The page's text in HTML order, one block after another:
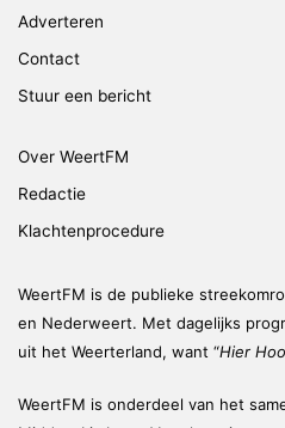
Adverteren
Contact
Stuur een bericht
Over WeertFM
Redactie
Klachtenprocedure
WeertFM is de publieke
en Nederweert. Met dagelijks
uit het Weerterland, want “Hier
WeertFM is onderdeel van het